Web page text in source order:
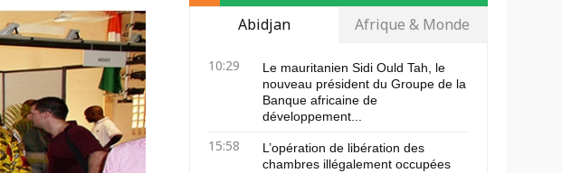
Abidjan Afrique & Monde
10:29
Le mauritanien Sidi Ould Tah, le
nouveau président du Groupe de la
Banque africaine de
développement...
15:58
L’opération de libération des
chambres illégalement occupées